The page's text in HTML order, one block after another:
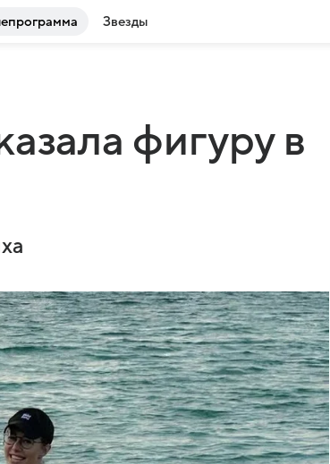
Звезды
фигуру в